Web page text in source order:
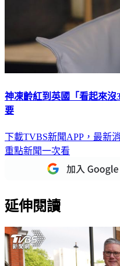
神凍齡紅到英國「看起來
要
下載TVBS新聞APP，最新
重點新聞一次看
延伸閱讀